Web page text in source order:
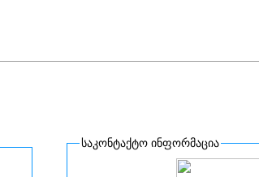
საკონტაქტო ინფორმაცია